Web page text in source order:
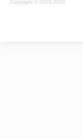
Copyright © 2005-2026